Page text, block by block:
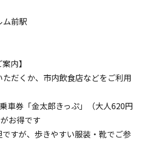
ム前駅
内】
ただくか、市内飲食店などをご利用
車券「金太郎きっぷ」（大人620円
お得です
ですが、歩きやすい服装・靴でご参